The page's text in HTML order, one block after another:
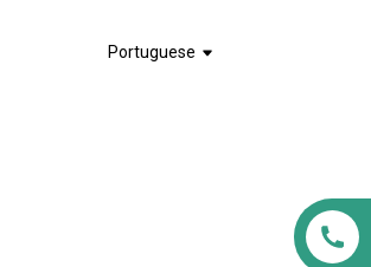
Portuguese